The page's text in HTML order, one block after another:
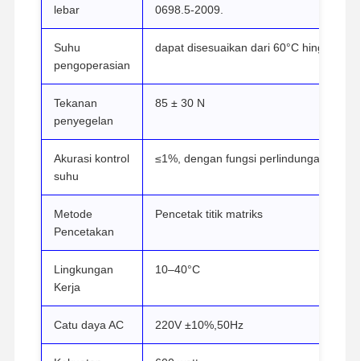
Kualitas
Kasus
Sterilisasi Autoklaf Horisontal
Meja Atas Autoclave
Sterilisasi Plasma Suhu Rendah
lebar 0698.5-2009.
Suhu
pengoperasian
dapat disesuaikan dari 60°C hingga
Tekanan
penyegelan
85 ± 30 N
Akurasi kontrol
suhu
≤1%, dengan fungsi perlindungan
Metode
Pencetakan
Pencetak titik matriks
Lingkungan
Kerja
10–40°C
Catu daya AC 220V ±10%,50Hz